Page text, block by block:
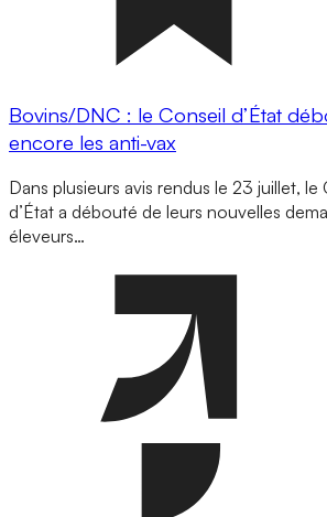
Bovins/DNC : le Conseil d’État
encore les anti-vax
Dans plusieurs avis rendus le 23 juillet, le
d’État a débouté de leurs nouvelles
éleveurs…